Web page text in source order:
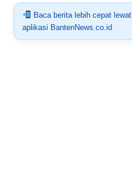
Baca berita lebih cepat lewat
aplikasi BantenNews.co.id